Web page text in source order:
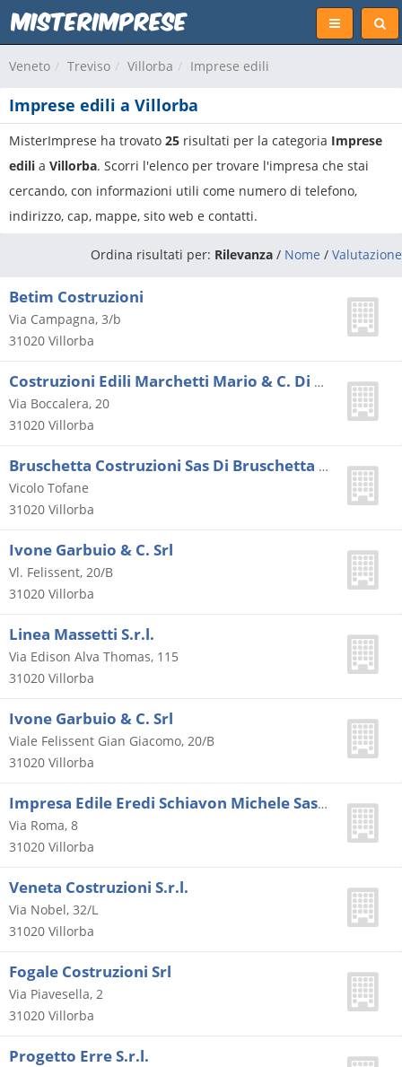
Veneto Treviso Villorba Imprese edili
Imprese edili a Villorba
MisterImprese ha trovato 25 risultati per la categoria Imprese
edili a Villorba. Scorri l'elenco per trovare l'impresa che stai
cercando, con informazioni utili come numero di telefono,
indirizzo, cap, mappe, sito web e contatti.
Ordina risultati per: Rilevanza / Nome / Valutazione
Betim Costruzioni
Via Campagna, 3/b
31020 Villorba
Costruzioni Edili Marchetti Mario & C. Di Marchetti M. e P.d. (s.n.c.)
Via Boccalera, 20
31020 Villorba
Bruschetta Costruzioni Sas Di Bruschetta F. & C.
Vicolo Tofane
31020 Villorba
Ivone Garbuio & C. Srl
Vl. Felissent, 20/B
31020 Villorba
Linea Massetti S.r.l.
Via Edison Alva Thomas, 115
31020 Villorba
Ivone Garbuio & C. Srl
Viale Felissent Gian Giacomo, 20/B
31020 Villorba
Impresa Edile Eredi Schiavon Michele Sas Di Pasquali Adriana & C.
Via Roma, 8
31020 Villorba
Veneta Costruzioni S.r.l.
Via Nobel, 32/L
31020 Villorba
Fogale Costruzioni Srl
Via Piavesella, 2
31020 Villorba
Progetto Erre S.r.l.